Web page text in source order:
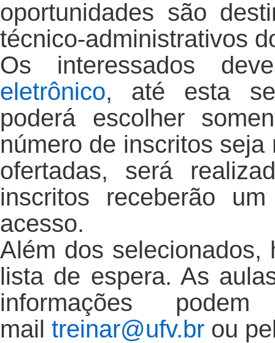
oportunidades são
técnico-administrativos
Os interessados
eletrônico, até esta
poderá escolher
número de inscritos
ofertadas, será
inscritos receberão
acesso.
Além dos selecionados,
lista de espera. As
informações
mail treinar@ufv.br ou